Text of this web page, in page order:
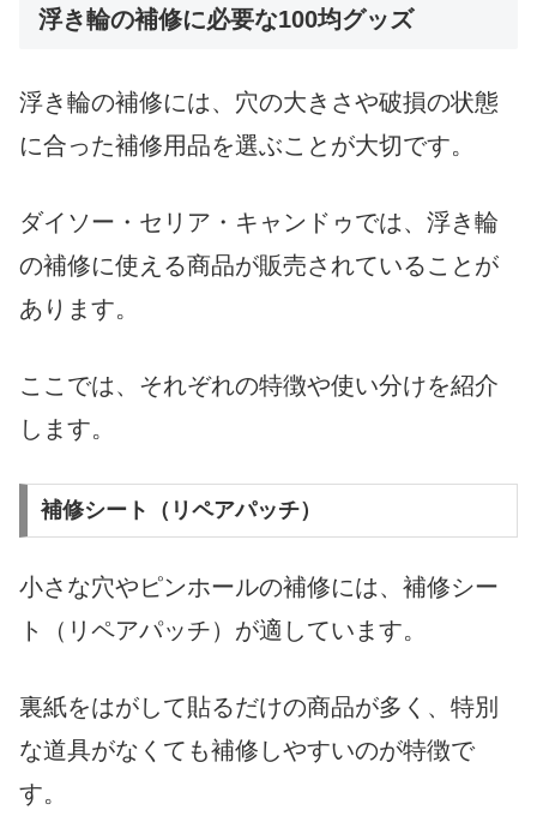
浮き輪の補修に必要な100均グッズ
浮き輪の補修には、穴の大きさや破損の状態
に合った補修用品を選ぶことが大切です。
ダイソー・セリア・キャンドゥでは、浮き輪
の補修に使える商品が販売されていることが
あります。
ここでは、それぞれの特徴や使い分けを紹介
します。
補修シート（リペアパッチ）
小さな穴やピンホールの補修には、補修シー
ト（リペアパッチ）が適しています。
裏紙をはがして貼るだけの商品が多く、特別
な道具がなくても補修しやすいのが特徴で
す。